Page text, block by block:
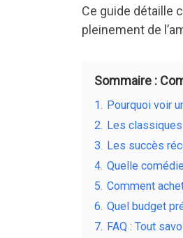
k
Ce guide détaille
pleinement de
Sommaire :
1. Pourquoi voir
2. Les
3. Les succès
4. Quelle
5. Comment
6. Quel budget
7. FAQ : Tout